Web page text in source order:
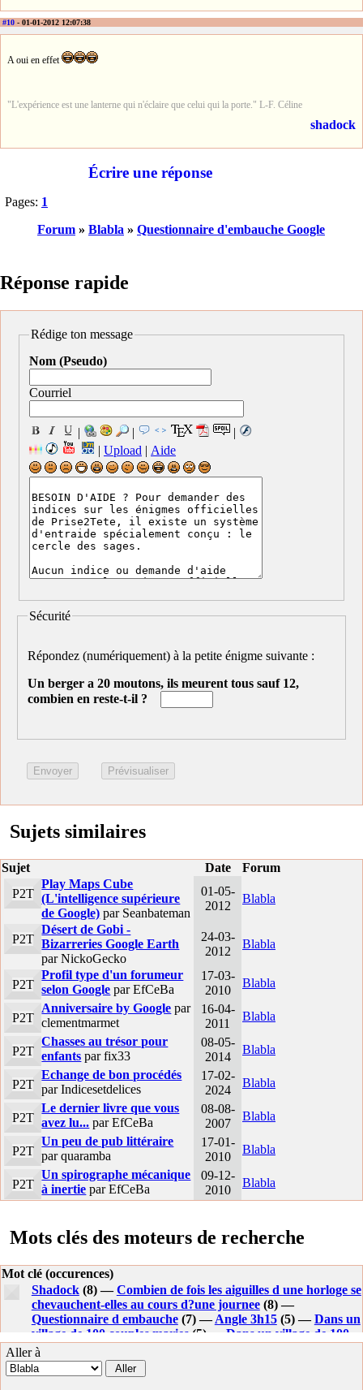
#10 - 01-01-2012 12:07:38
A oui en effet
"L'expérience est une lanterne qui n'éclaire que celui qui la porte." L-F. Céline
shadock
Écrire une réponse
Pages: 1
Forum » Blabla » Questionnaire d'embauche Google
Réponse rapide
Rédige ton message
Nom (Pseudo)
Courriel
| |
|
| Upload | Aide
Sécurité
Répondez (numériquement) à la petite énigme suivante :
Un berger a 20 moutons, ils meurent tous sauf 12,
combien en reste-t-il ?
Sujets similaires
Sujet Date
Forum
P2T
Play Maps Cube
(L'intelligence supérieure
de Google) par Seanbateman
01-05-
2012
Blabla
P2T
Désert de Gobi -
Bizarreries Google Earth
par NickoGecko
24-03-
2012
Blabla
P2T
Profil type d'un forumeur
selon Google par EfCeBa
17-03-
2010
Blabla
P2T
Anniversaire by Google par
clementmarmet
16-04-
2011
Blabla
P2T
Chasses au trésor pour
enfants par fix33
08-05-
2014
Blabla
P2T
Echange de bon procédés
par Indicesetdelices
17-02-
2024
Blabla
P2T
Le dernier livre que vous
avez lu... par EfCeBa
08-08-
2007
Blabla
P2T
Un peu de pub littéraire
par quaramba
17-01-
2010
Blabla
P2T
Un spirographe mécanique
à inertie par EfCeBa
09-12-
2010
Blabla
Mots clés des moteurs de recherche
Mot clé (occurences)
Shadock(8) —Combien de fois les aiguilles d une horloge se
chevauchent-elles au cours d?une journee(8) —
Questionnaire d embauche(7) —Angle 3h15(5) —Dans un
village de 100 couples maries(5) — Dans un village de 100
couples maries chaque homme a trompe son epouse. chaque
epouse sait instantanement quand un homme autre que son
mari a ete infidele mais ne sait pas quand son propre mari l?
Aller à